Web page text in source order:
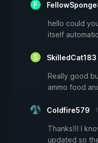
hello could
itself
SkilledCat183
Really good
ammo food
Coldfire579
Thanks!!! I
updated so